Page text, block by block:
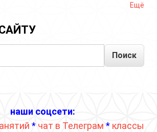
Ещё
наши соцсети:
* чат в Телеграм * классы